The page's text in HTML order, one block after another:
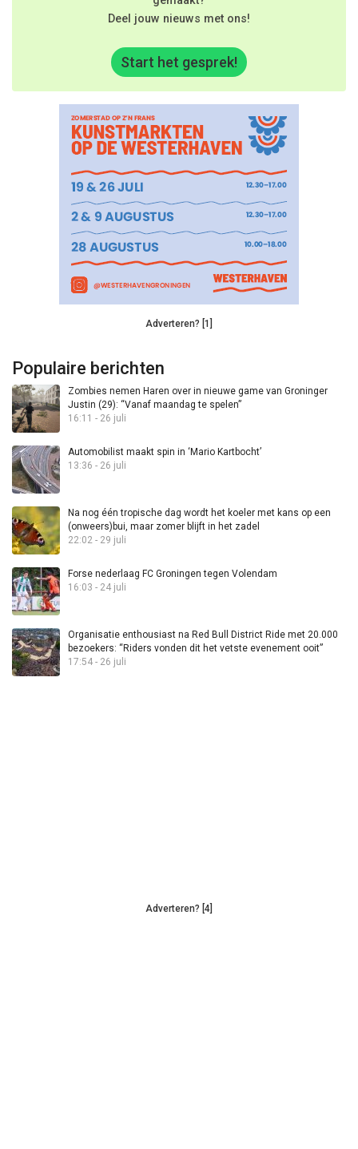
Deel jouw nieuws met ons!
Start het gesprek!
Adverteren? [1]
Populaire berichten
Zombies nemen Haren over in nieuwe game van Groninger
Justin (29): “Vanaf maandag te spelen”
16:11 - 26 juli
Automobilist maakt spin in ‘Mario Kartbocht’
13:36 - 26 juli
Na nog één tropische dag wordt het koeler met kans op een
(onweers)bui, maar zomer blijft in het zadel
22:02 - 29 juli
Forse nederlaag FC Groningen tegen Volendam
16:03 - 24 juli
Organisatie enthousiast na Red Bull District Ride met 20.000
bezoekers: “Riders vonden dit het vetste evenement ooit”
17:54 - 26 juli
Adverteren? [4]